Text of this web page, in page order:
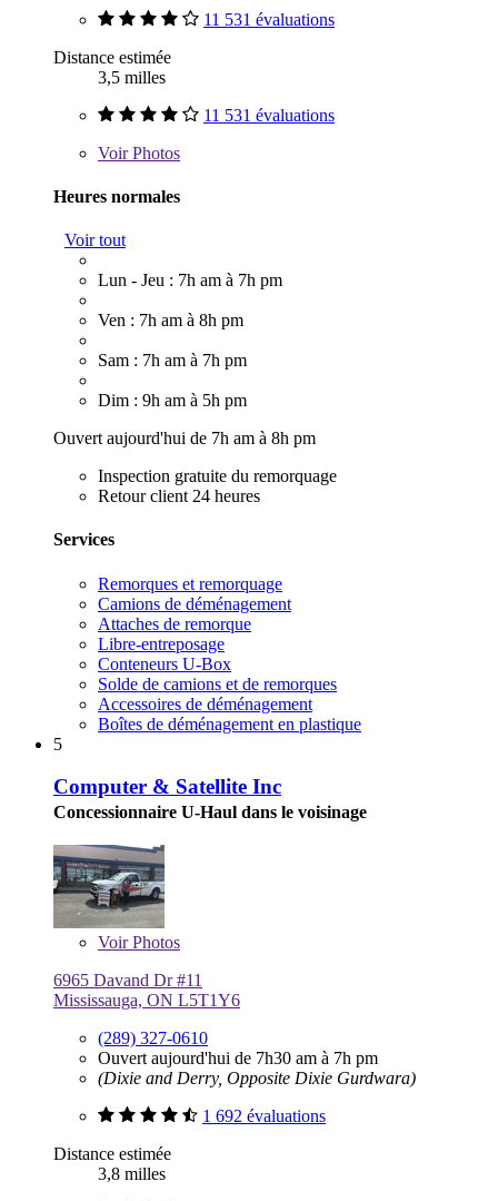
11 531 évaluations
Distance estimée
3,5 milles
11 531 évaluations
VoirPhotos
Heures normales
Voir tout
Lun - Jeu : 7h am à 7h pm
Ven : 7h am à 8h pm
Sam : 7h am à 7h pm
Dim : 9h am à 5h pm
Ouvert aujourd'hui de 7h am à 8h pm
Inspection gratuite du remorquage
Retour client 24 heures
Services
Remorques et remorquage
Camions de déménagement
Attaches de remorque
Libre-entreposage
Conteneurs U-Box
Solde de camions et de remorques
Accessoires de déménagement
Boîtes de déménagement en plastique
5
Computer & Satellite Inc
Concessionnaire U-Haul dans le voisinage
VoirPhotos
6965 Davand Dr #11
Mississauga, ON L5T1Y6
(289) 327-0610
Ouvert aujourd'hui de 7h30 am à 7h pm
(Dixie and Derry, Opposite Dixie Gurdwara)
1 692 évaluations
Distance estimée
3,8 milles